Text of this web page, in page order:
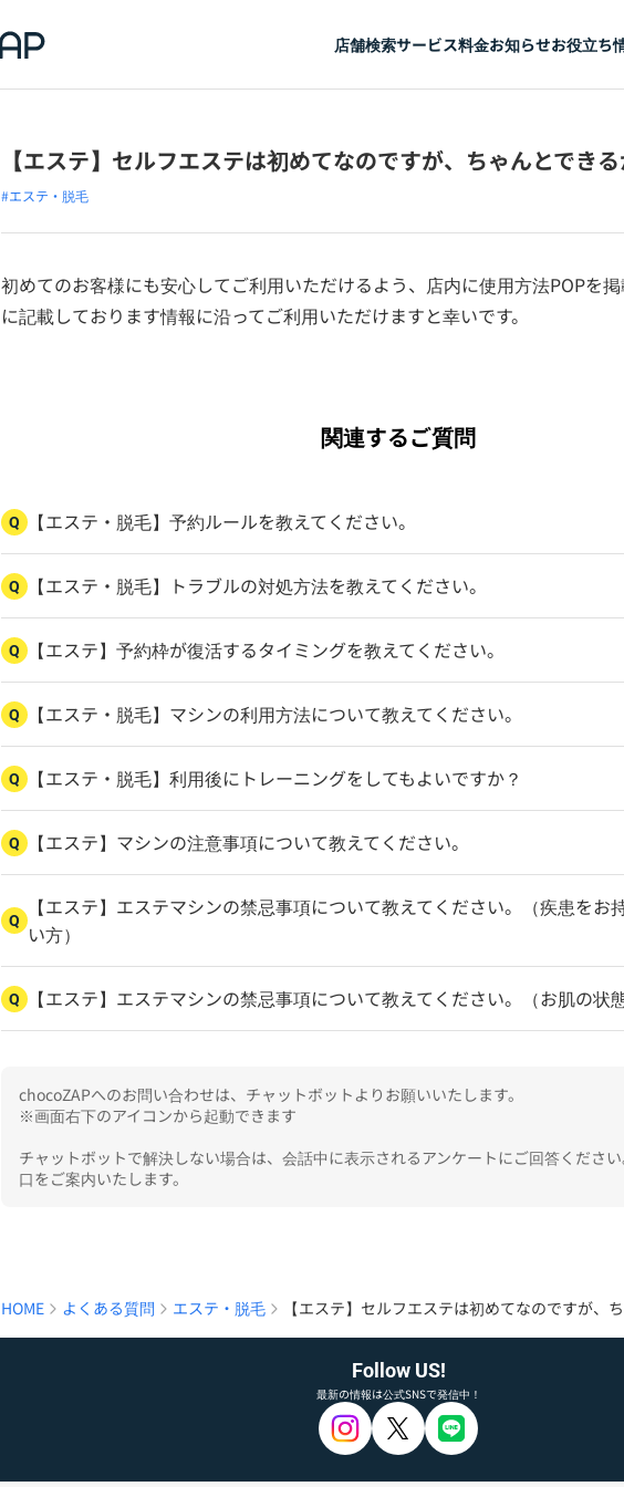
店舗検索サービス料金お知らせお役立ち
【エステ】セルフエステは初めてなのですが、ちゃんとできる
#エステ・脱毛
初めてのお客様にも安心してご利用いただけるよう、店内に使用方法POPを
に記載しております情報に沿ってご利用いただけますと幸いです。
関連するご質問
Q 【エステ・脱毛】予約ルールを教えてください。
Q 【エステ・脱毛】トラブルの対処方法を教えてください。
Q 【エステ】予約枠が復活するタイミングを教えてください。
Q 【エステ・脱毛】マシンの利用方法について教えてください。
Q 【エステ・脱毛】利用後にトレーニングをしてもよいですか？
Q 【エステ】マシンの注意事項について教えてください。
Q
【エステ】エステマシンの禁忌事項について教えてください。（疾患をお
い方）
Q 【エステ】エステマシンの禁忌事項について教えてください。（お肌の状
chocoZAPへのお問い合わせは、チャットボットよりお願いいたします。
※画面右下のアイコンから起動できます
チャットボットで解決しない場合は、会話中に表示されるアンケートにご回答くださ
口をご案内いたします。
HOME よくある質問 エステ・脱毛 【エステ】セルフエステは初めてなのですが、
Follow US!
最新の情報は公式SNSで発信中！